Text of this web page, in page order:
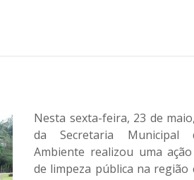
Nesta sexta-feira, 23 de
daSecretaria Municipal
Ambiente realizou uma
de limpeza pública na região